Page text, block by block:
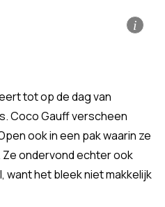
i
tot op de dag van
Coco Gauff verscheen
ook in een pak waarin ze
ondervond echter ook
het bleek niet makkelijk